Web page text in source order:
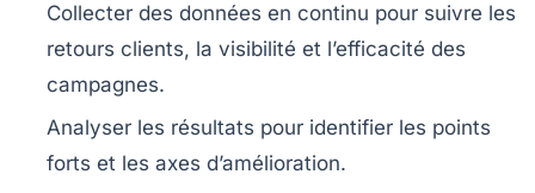
Collecter des données en continu pour suivre les
retours clients, la visibilité et l’efficacité des
campagnes.
Analyser les résultats pour identifier les points
forts et les axes d’amélioration.